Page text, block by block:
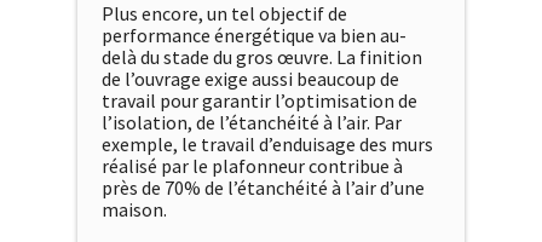
Plus encore, un tel objectif de
performance énergétique va bien au-
delà du stade du gros œuvre. La finition
de l’ouvrage exige aussi beaucoup de
travail pour garantir l’optimisation de
l’isolation, de l’étanchéité à l’air. Par
exemple, le travail d’enduisage des murs
réalisé par le plafonneur contribue à
près de 70% de l’étanchéité à l’air d’une
maison.